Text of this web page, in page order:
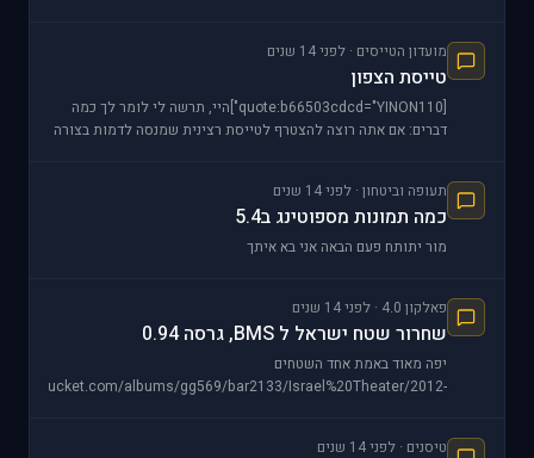
מועדון הטייסים · לפני 14 שנים
טייסת הצפון
[quote:b66503cdcd="YINON110"]היי, תרשה לי לומר לך כמה
דברים: אם אתה רוצה להצטרף לטייסת רצינית שמנסה לדמות בצורה
תעופה וביטחון · לפני 14 שנים
כמה תמונות מספוטינג ב5.4
מור יתותח פעם הבאה אני בא איתך
פאלקון 4.0 · לפני 14 שנים
שחרור שטח ישראל ל BMS, גרסה 0.94
יפה מאוד באמת אחד השטחים
albums/gg569/bar2133/Israel%20Theater/2012-
טיסנים · לפני 14 שנים